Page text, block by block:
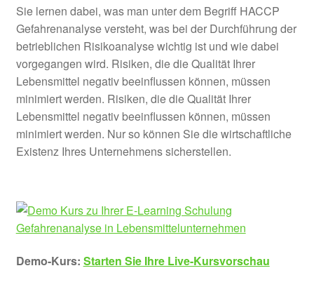
Sie lernen dabei, was man unter dem Begriff HACCP
Gefahrenanalyse versteht, was bei der Durchführung der
betrieblichen Risikoanalyse wichtig ist und wie dabei
vorgegangen wird. Risiken, die die Qualität Ihrer
Lebensmittel negativ beeinflussen können, müssen
minimiert werden. Risiken, die die Qualität Ihrer
Lebensmittel negativ beeinflussen können, müssen
minimiert werden. Nur so können Sie die wirtschaftliche
Existenz Ihres Unternehmens sicherstellen.
Demo-Kurs: Starten Sie Ihre Live-Kursvorschau